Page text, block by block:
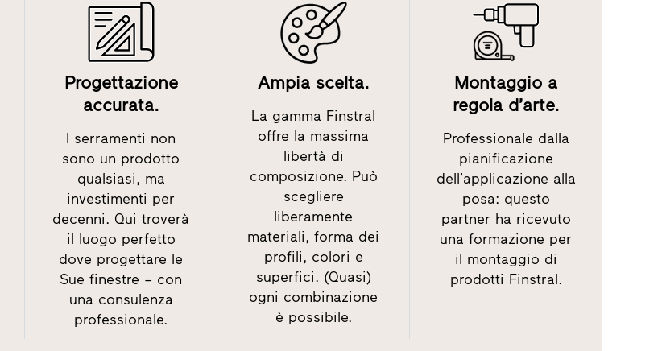
Progettazione
accurata.
I serramenti non
sono un prodotto
qualsiasi, ma
investimenti per
decenni. Qui troverà
il luogo perfetto
dove progettare le
Sue finestre – con
una consulenza
professionale.
Ampia scelta.
La gamma Finstral
offre la massima
libertà di
composizione. Può
scegliere
liberamente
materiali, forma dei
profili, colori e
superfici. (Quasi)
ogni combinazione
è possibile.
Montaggio a
regola d’arte.
Professionale dalla
pianificazione
dell’applicazione alla
posa: questo
partner ha ricevuto
una formazione per
il montaggio di
prodotti Finstral.